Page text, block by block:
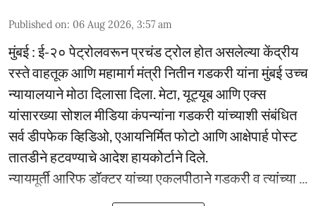
Published on: 06 Aug 2026, 3:57 am
मुंबई : ई-२० पेट्रोलवरून प्रचंड ट्रोल होत असलेल्या केंद्रीय
रस्ते वाहतूक आणि महामार्ग मंत्री नितीन गडकरी यांना मुंबई उच्च
न्यायालयाने मोठा दिलासा दिला. मेटा, यूट्यूब आणि एक्स
यांसारख्या सोशल मीडिया कंपन्यांना गडकरी यांच्याशी संबंधित
सर्व डीपफेक व्हिडिओ, एआयनिर्मित फोटो आणि आक्षेपार्ह पोस्ट
तातडीने हटवण्याचे आदेश हायकोर्टाने दिले.
न्यायमूर्ती आरिफ डॉक्टर यांच्या एकलपीठाने गडकरी व त्यांच्या ...